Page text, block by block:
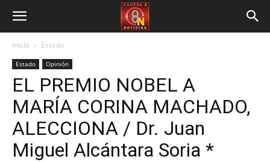
Inicio Estado
Estado Opinión
EL PREMIO NOBEL A
MARÍA CORINA MACHADO,
ALECCIONA / Dr. Juan
Miguel Alcántara Soria *